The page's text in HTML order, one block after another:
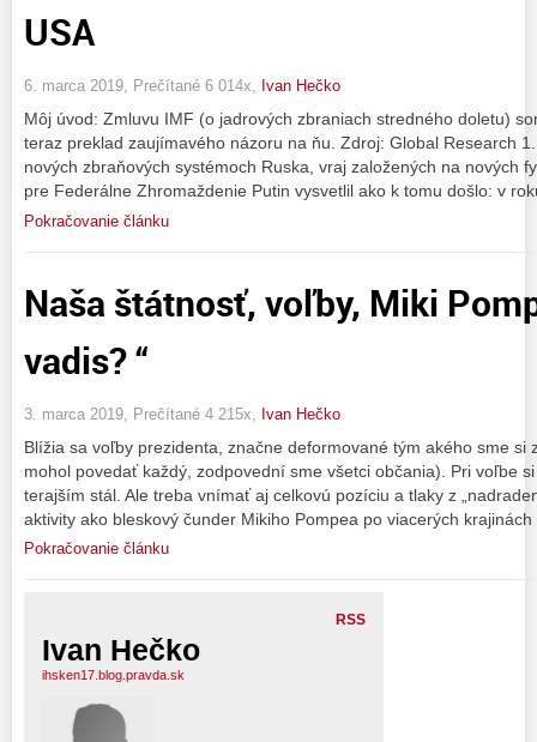
USA
6. marca 2019, Prečítané 6 014x, Ivan Hečko
Môj úvod: Zmluvu IMF (o jadrových zbraniach stredného doletu)
teraz preklad zaujímavého názoru na ňu. Zdroj: Global Research
nových zbraňových systémoch Ruska, vraj založených na nových
pre Federálne Zhromaždenie Putin vysvetlil ako k tomu došlo: v
Pokračovanie článku
Naša štátnosť, voľby, Miki
vadis? “
3. marca 2019, Prečítané 4 215x, Ivan Hečko
Blížia sa voľby prezidenta, značne deformované tým akého sme si
mohol povedať každý, zodpovední sme všetci občania). Pri voľbe
terajším stál. Ale treba vnímať aj celkovú pozíciu a tlaky z
aktivity ako bleskový čunder Mikiho Pompea po viacerých
Pokračovanie článku
RSS
Ivan Hečko
ihsken17.blog.pravda.sk